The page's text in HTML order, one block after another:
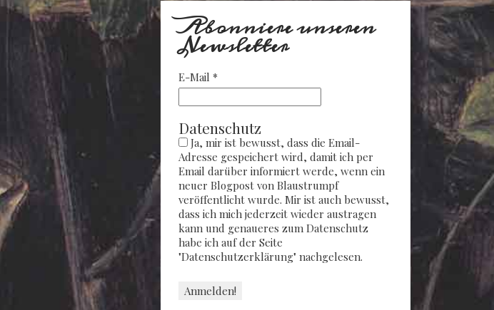
Abonniere unseren
Newsletter
E-Mail *
Datenschutz
Ja, mir ist bewusst, dass die Email-
Adresse gespeichert wird, damit ich per
Email darüber informiert werde, wenn ein
neuer Blogpost von Blaustrumpf
veröffentlicht wurde. Mir ist auch bewusst,
dass ich mich jederzeit wieder austragen
kann und genaueres zum Datenschutz
habe ich auf der Seite
"Datenschutzerklärung" nachgelesen.